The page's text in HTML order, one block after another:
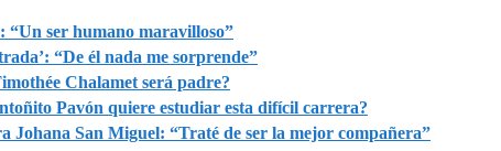
“Un ser humano maravilloso”
“De él nada me sorprende”
Chalamet será padre?
Pavón quiere estudiar esta difícil carrera?
Johana San Miguel: “Traté de ser la mejor compañera”